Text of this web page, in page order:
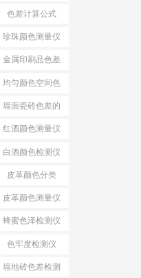
色差计算公式
珍珠颜色测量仪
金属印刷品色差
均匀颜色空间色
差公式
墙面瓷砖色差的
检测仪
红酒颜色测量仪
白酒颜色检测仪
皮革颜色分类
皮革颜色测量仪
蜂蜜色泽检测仪
色牢度检测仪
墙地砖色差检测